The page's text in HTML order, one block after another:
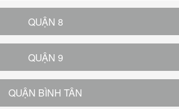
QUẬN 8
QUẬN 9
QUẬN BÌNH TÂN